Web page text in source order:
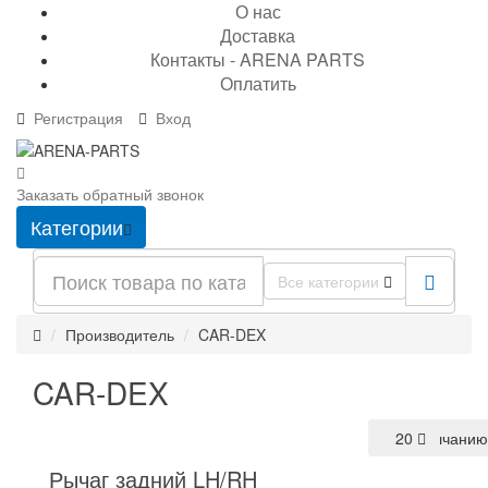
О нас
Доставка
Контакты - ARENA PARTS
Оплатить
Регистрация Вход
Заказать обратный звонок
Категории
Все категории
Производитель CAR-DEX
CAR-DEX
20
По умолчанию
Рычаг задний LH/RH